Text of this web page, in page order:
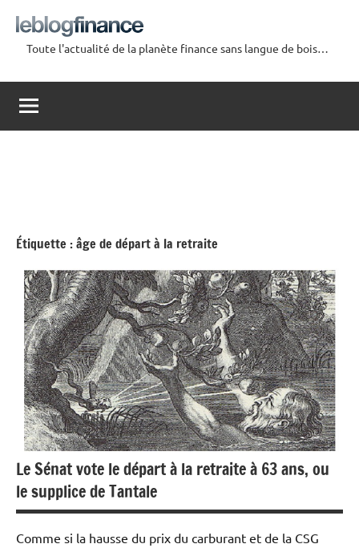
contenu
Blog
Finance
Toute l'actualité de la planète finance sans langue de bois…
Étiquette :âge de départ à la retraite
Le Sénat vote le départ à la retraite à 63 ans, ou
le supplice de Tantale
Comme si la hausse du prix du carburant et de la CSG